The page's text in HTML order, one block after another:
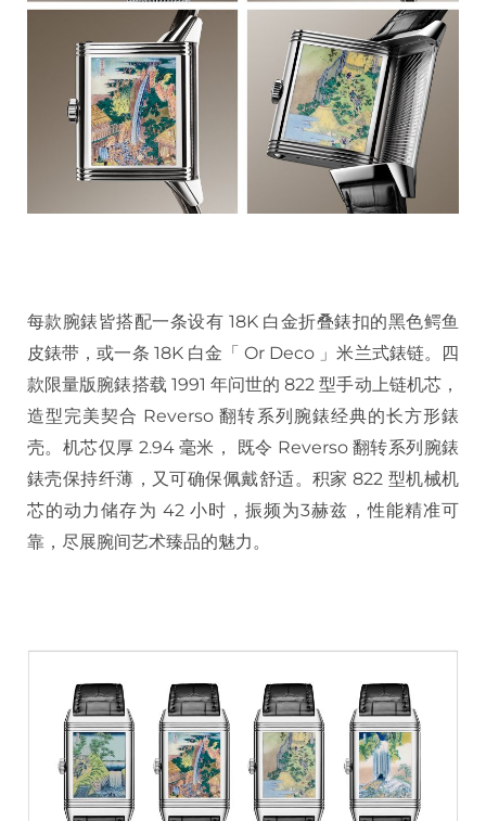
每款腕錶皆搭配一条设有 18K 白金折叠錶扣的黑色鳄鱼
皮錶带，或一条 18K 白金「 Or Deco 」米兰式錶链。四
款限量版腕錶搭载 1991 年问世的 822 型手动上链机芯，
造型完美契合 Reverso 翻转系列腕錶经典的长方形錶
壳。机芯仅厚 2.94 毫米， 既令 Reverso 翻转系列腕錶
錶壳保持纤薄，又可确保佩戴舒适。积家 822 型机械机
芯的动力储存为 42 小时，振频为3赫兹，性能精准可
靠，尽展腕间艺术臻品的魅力。